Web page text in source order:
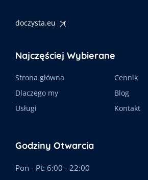
doczysta.eu
Najczęściej Wybierane
Strona główna
Cennik
Dlaczego my
Blog
Usługi
Kontakt
Godziny Otwarcia
Pon - Pt: 6:00 - 22:00